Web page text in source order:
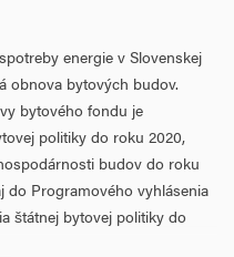
energie v Slovenskej
obnova bytových budov.
bytového fondu je
politiky do roku 2020,
budov do roku
do Programového vyhlásenia
štátnej bytovej politiky do